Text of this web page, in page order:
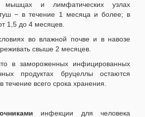
мышцах и лимфатических узлах
− в течение 1 месяца и более; в
1,5 до 4 месяцев.
во влажной почве и в навозе
свыше 2 месяцев.
в замороженных инфицированных
продуктах бруцеллы остаются
всего срока хранения.
инфекции для человека